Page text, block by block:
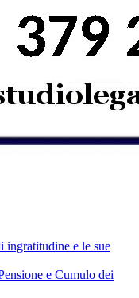
ingratitudine e le sue
e Cumulo dei